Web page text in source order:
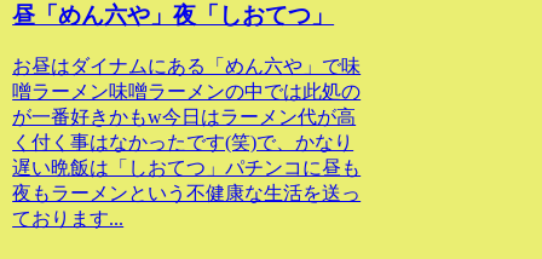
昼「めん六や」夜「しおてつ」
お昼はダイナムにある「めん六や」で味
噌ラーメン味噌ラーメンの中では此処の
が一番好きかもw今日はラーメン代が高
く付く事はなかったです(笑)で、かなり
遅い晩飯は「しおてつ」パチンコに昼も
夜もラーメンという不健康な生活を送っ
ております...